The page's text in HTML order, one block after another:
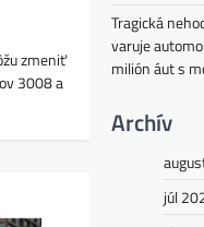
zmeniť
3008 a
Tragická
varuje
milión áut s
Archív
júl